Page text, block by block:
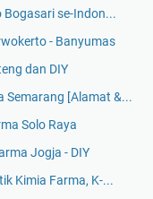
Bogasari se-Indon...
- Banyumas
dan DIY
Semarang [Alamat &...
Solo Raya
Jogja - DIY
Kimia Farma, K-...